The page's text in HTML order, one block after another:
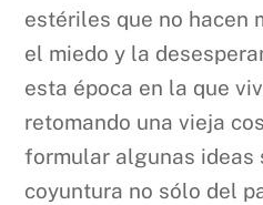
estériles que no hacen
el miedo y la
esta época en la que
retomando una vieja
formular algunas ideas
coyuntura no sólo del